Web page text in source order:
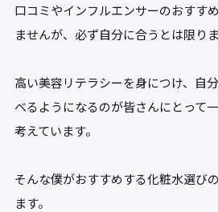
口コミやインフルエンサーのおすす
ませんが、必ず自分に合うとは限りま
高い美容リテラシーを身につけ、自
べるようになるのが皆さんにとって
考えています。
そんな僕がおすすめする化粧水選び
ます。